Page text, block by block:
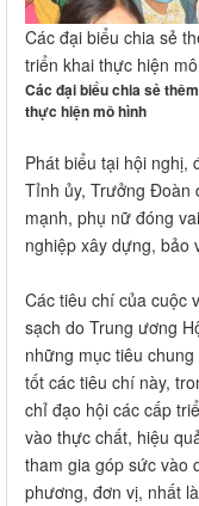
Các đại biểu chia sẻ
triển khai thực hiện
Các đại biểu chia sẻ
thực hiện mô hình
Phát biểu tại hội nghị,
Tỉnh ủy, Trưởng Đoàn
mạnh, phụ nữ đóng
nghiệp xây dựng, bảo
Các tiêu chí của cuộc
sạch do Trung ương
những mục tiêu
tốt các tiêu chí này,
chỉ đạo hội các cấp
vào thực chất, hiệu
tham gia góp sức vào
phương, đơn vị, nhất